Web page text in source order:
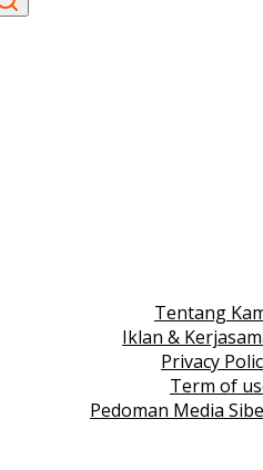
Tentang
Iklan &
Privacy
Term of
Pedoman Media